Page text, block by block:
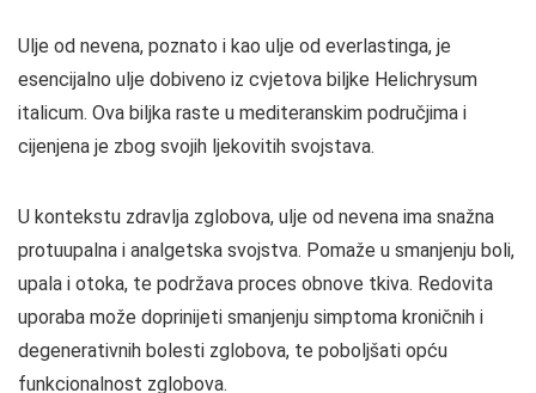
Ulje od nevena, poznato i kao ulje od everlastinga, je
esencijalno ulje dobiveno iz cvjetova biljke Helichrysum
italicum. Ova biljka raste u mediteranskim područjima i
cijenjena je zbog svojih ljekovitih svojstava.
U kontekstu zdravlja zglobova, ulje od nevena ima snažna
protuupalna i analgetska svojstva. Pomaže u smanjenju boli,
upala i otoka, te podržava proces obnove tkiva. Redovita
uporaba može doprinijeti smanjenju simptoma kroničnih i
degenerativnih bolesti zglobova, te poboljšati opću
funkcionalnost zglobova.